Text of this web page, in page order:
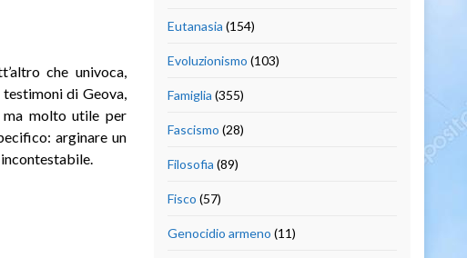
che univoca,
di Geova,
ma molto utile per
arginare un
Eutanasia (154)
Evoluzionismo (103)
Famiglia (355)
Fascismo (28)
Filosofia (89)
Fisco (57)
Genocidio armeno (11)